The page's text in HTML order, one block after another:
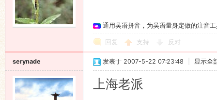
通用吴语拼音，为吴语量身定做的注音
回复 支持 反对
serynade 发表于 2007-5-22 07:23:48 显示全
上海老派